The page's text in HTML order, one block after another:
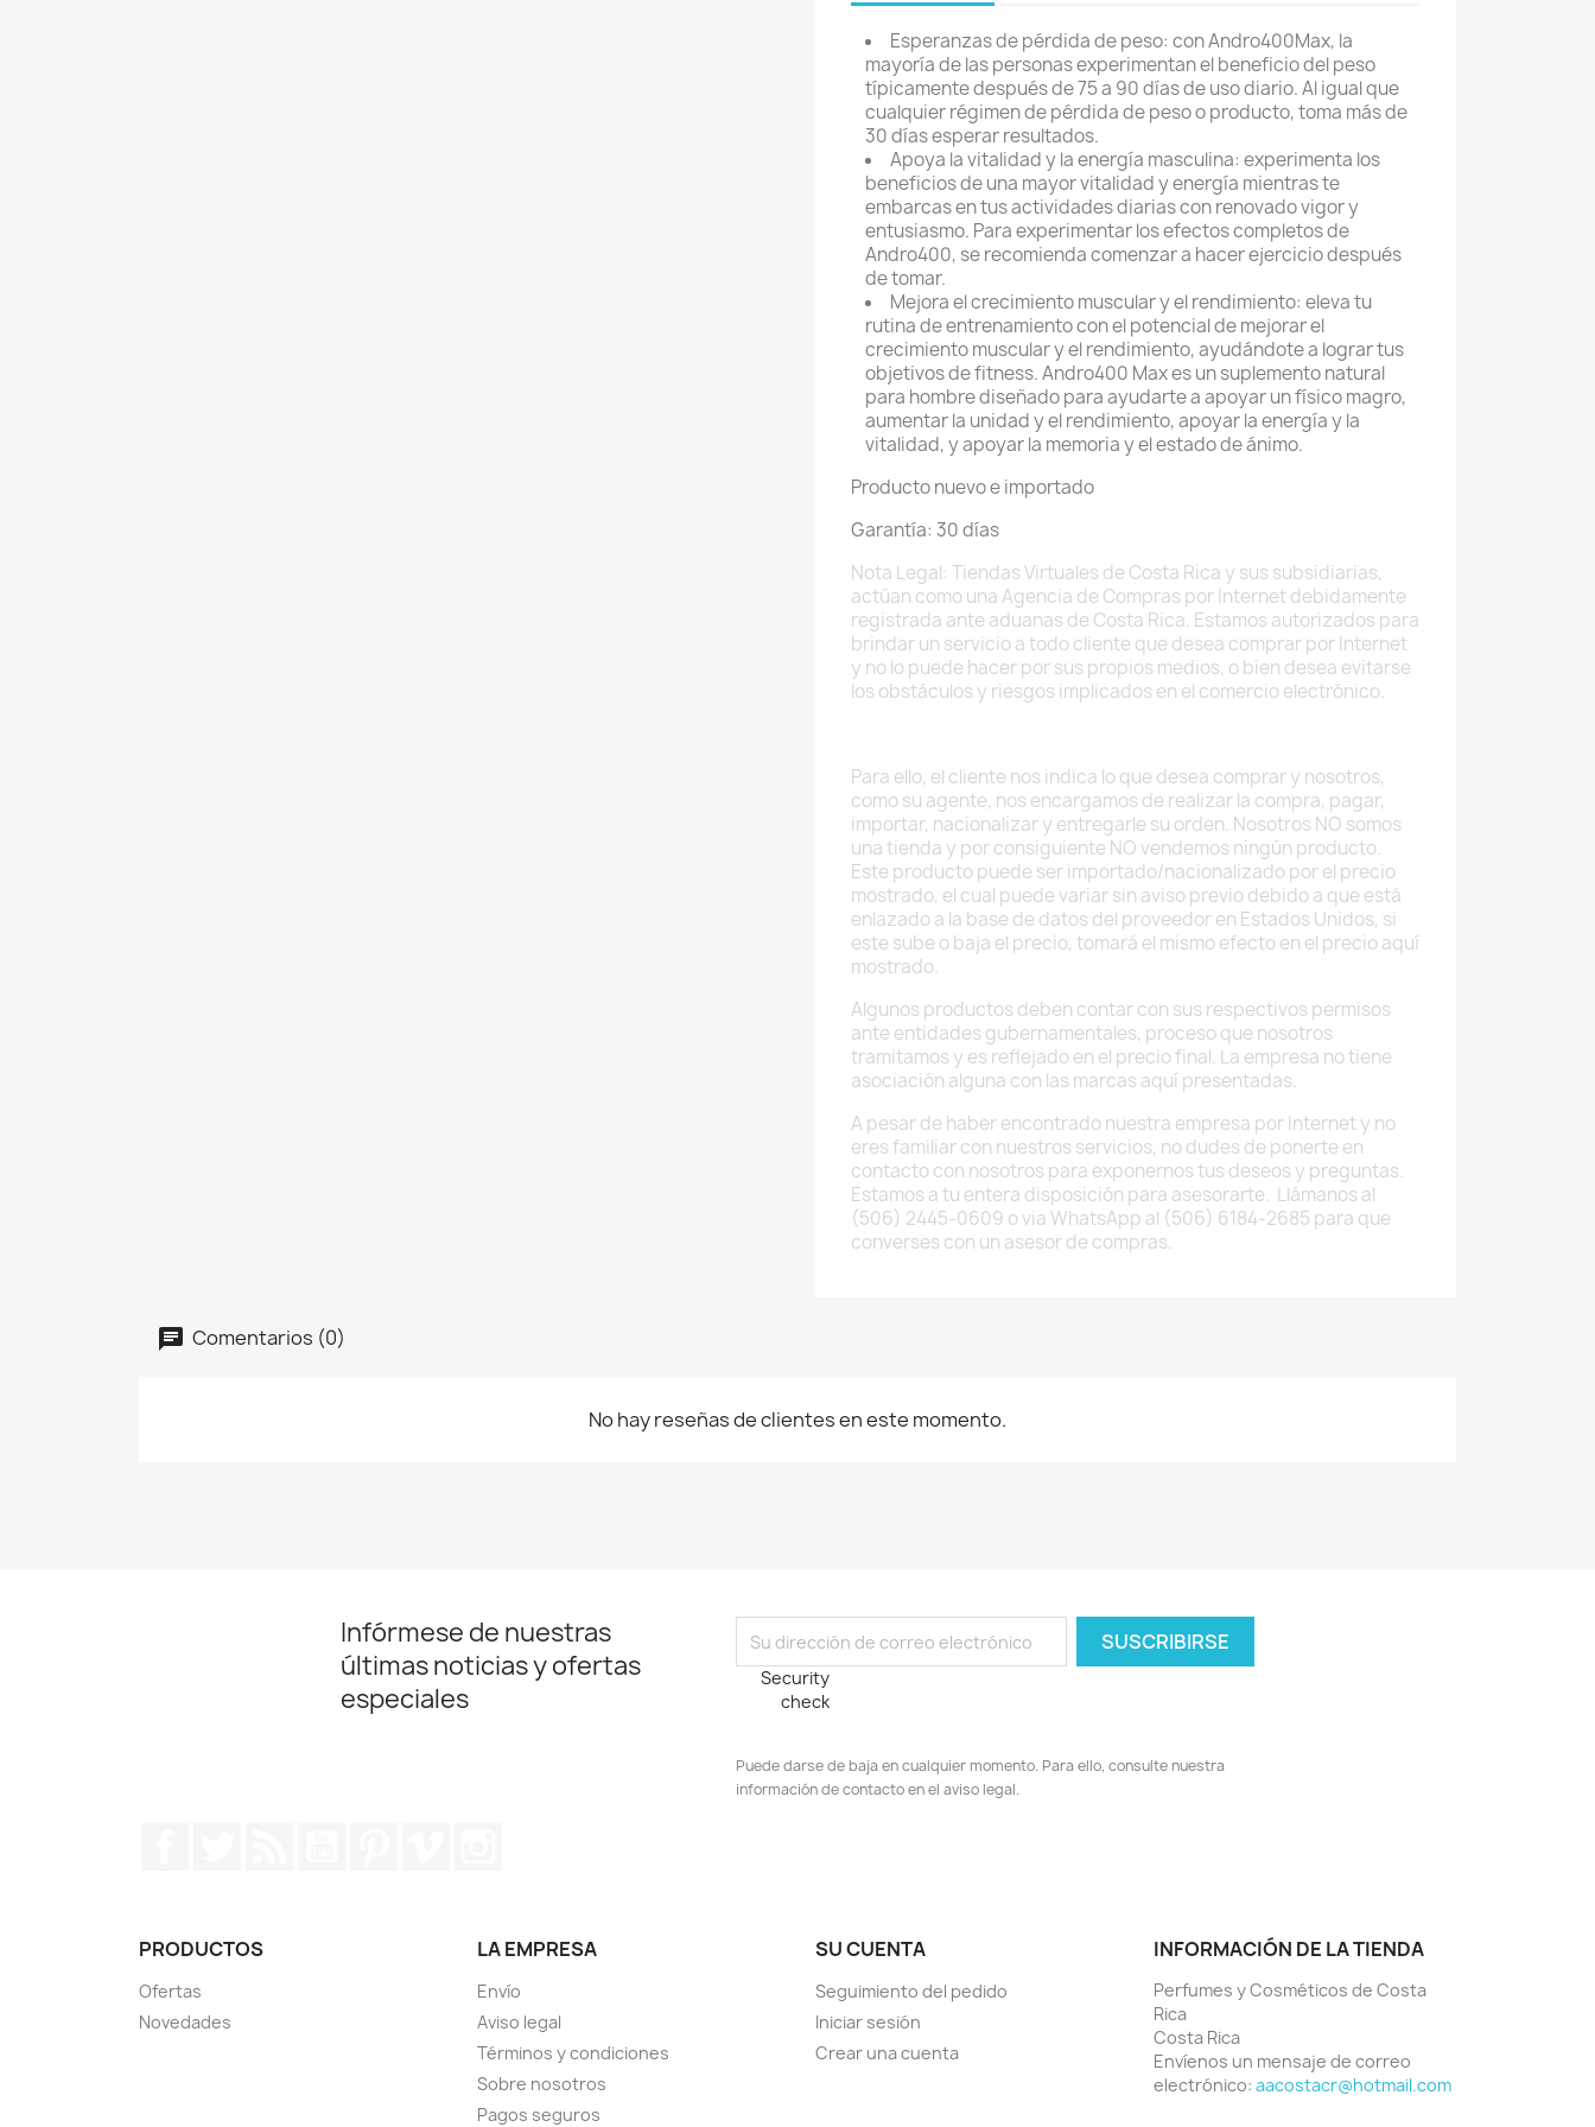
Esperanzas de pérdida de peso: con Andro400Max, la
mayoría de las personas experimentan el beneficio del peso
típicamente después de 75 a 90 días de uso diario. Al igual que
cualquier régimen de pérdida de peso o producto, toma más de
30 días esperar resultados.
Apoya la vitalidad y la energía masculina: experimenta los
beneficios de una mayor vitalidad y energía mientras te
embarcas en tus actividades diarias con renovado vigor y
entusiasmo. Para experimentar los efectos completos de
Andro400, se recomienda comenzar a hacer ejercicio después
de tomar.
Mejora el crecimiento muscular y el rendimiento: eleva tu
rutina de entrenamiento con el potencial de mejorar el
crecimiento muscular y el rendimiento, ayudándote a lograr tus
objetivos de fitness. Andro400 Max es un suplemento natural
para hombre diseñado para ayudarte a apoyar un físico magro,
aumentar la unidad y el rendimiento, apoyar la energía y la
vitalidad, y apoyar la memoria y el estado de ánimo.
Producto nuevo e importado
Garantía: 30 días
Nota Legal: Tiendas Virtuales de Costa Rica y sus subsidiarias,
actúan como una Agencia de Compras por Internet debidamente
registrada ante aduanas de Costa Rica. Estamos autorizados para
brindar un servicio a todo cliente que desea comprar por Internet
y no lo puede hacer por sus propios medios, o bien desea evitarse
los obstáculos y riesgos implicados en el comercio electrónico.
Para ello, el cliente nos indica lo que desea comprar y nosotros,
como su agente, nos encargamos de realizar la compra, pagar,
importar, nacionalizar y entregarle su orden. Nosotros NO somos
una tienda y por consiguiente NO vendemos ningún producto.
Este producto puede ser importado/nacionalizado por el precio
mostrado, el cual puede variar sin aviso previo debido a que está
enlazado a la base de datos del proveedor en Estados Unidos, si
este sube o baja el precio, tomará el mismo efecto en el precio aquí
mostrado.
Algunos productos deben contar con sus respectivos permisos
ante entidades gubernamentales, proceso que nosotros
tramitamos y es reflejado en el precio final. La empresa no tiene
asociación alguna con las marcas aquí presentadas.
A pesar de haber encontrado nuestra empresa por Internet y no
eres familiar con nuestros servicios, no dudes de ponerte en
contacto con nosotros para exponernos tus deseos y preguntas.
Estamos a tu entera disposición para asesorarte. Llámanos al
(506) 2445-0609 o via WhatsApp al (506) 6184-2685 para que
converses con un asesor de compras.
Comentarios (0)
No hay reseñas de clientes en este momento.
Infórmese de nuestras
últimas noticias y ofertas
especiales
Security
check
Puede darse de baja en cualquier momento. Para ello, consulte nuestra
información de contacto en el aviso legal.
PRODUCTOS
Ofertas
Novedades
LA EMPRESA
Envío
Aviso legal
Términos y condiciones
Sobre nosotros
Pagos seguros
SU CUENTA
Seguimiento del pedido
Iniciar sesión
Crear una cuenta
INFORMACIÓN DE LA TIENDA
Perfumes y Cosméticos de Costa
Rica
Costa Rica
Envíenos un mensaje de correo
electrónico: aacostacr@hotmail.com